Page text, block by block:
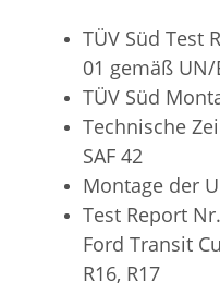
TÜV Süd Test
01 gemäß UN/
TÜV Süd
Technische
SAF 42
Montage der
Test Report
Ford Transit
R16, R17